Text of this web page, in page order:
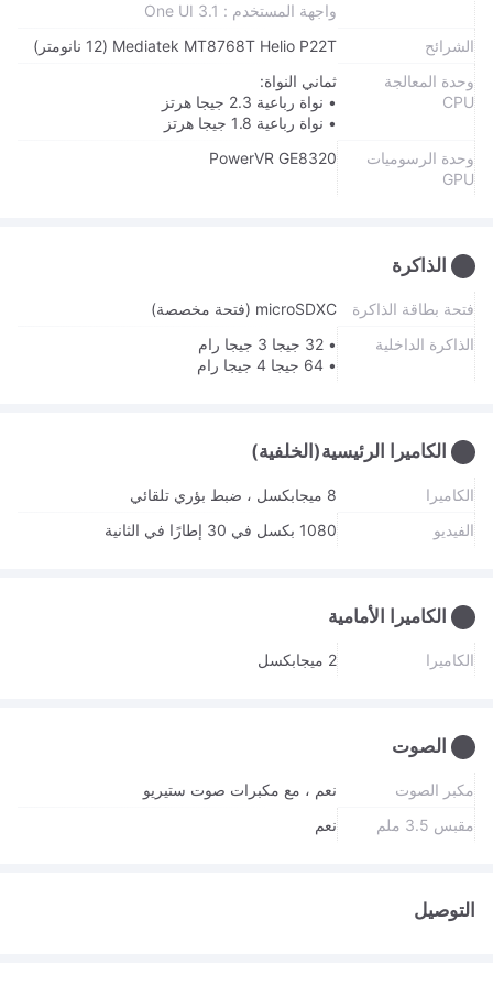
واجهة المستخدم : One UI 3.1
الشرائح
Mediatek MT8768T Helio P22T (12 نانومتر)
وحدة المعالجة
CPU
ثماني النواة:
• نواة رباعية 2.3 جيجا هرتز
• نواة رباعية 1.8 جيجا هرتز
وحدة الرسوميات
GPU
PowerVR GE8320
الذاكرة
فتحة بطاقة الذاكرة
microSDXC (فتحة مخصصة)
الذاكرة الداخلية
• 32 جيجا 3 جيجا رام
• 64 جيجا 4 جيجا رام
الكاميرا الرئيسية(الخلفية)
الكاميرا
8 ميجابكسل ، ضبط بؤري تلقائي
الفيديو
1080 بكسل في 30 إطارًا في الثانية
الكاميرا الأمامية
الكاميرا 2 ميجابكسل
الصوت
مكبر الصوت
نعم ، مع مكبرات صوت ستيريو
مقبس 3.5 ملم
نعم
التوصيل